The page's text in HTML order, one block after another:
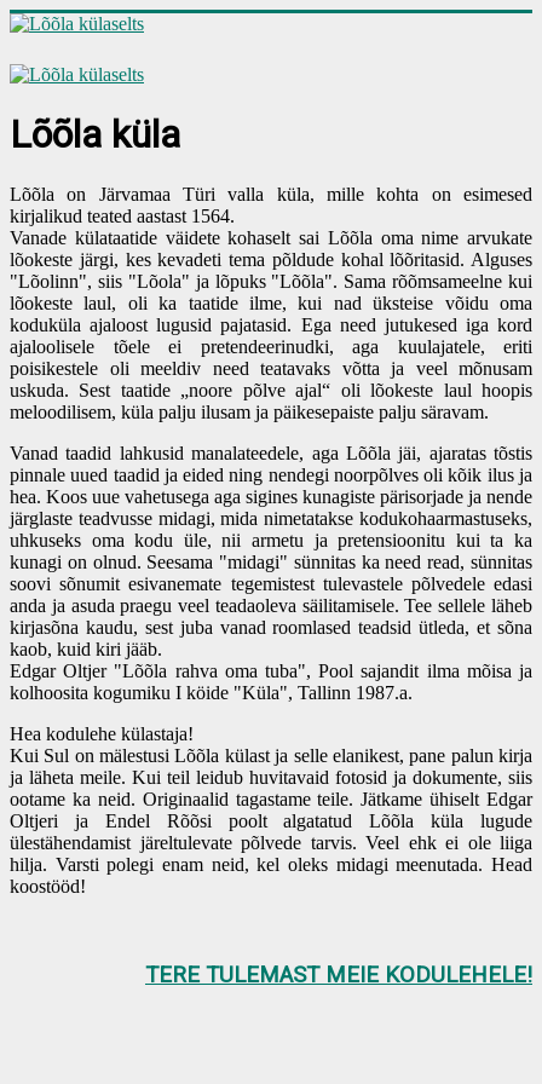
Lõõla küla
Lõõla on Järvamaa Türi valla küla, mille kohta on esimesed
kirjalikud teated aastast 1564.
Vanade külataatide väidete kohaselt sai Lõõla oma nime arvukate
lõokeste järgi, kes kevadeti tema põldude kohal lõõritasid. Alguses
"Lõolinn", siis "Lõola" ja lõpuks "Lõõla". Sama rõõmsameelne kui
lõokeste laul, oli ka taatide ilme, kui nad üksteise võidu oma
koduküla ajaloost lugusid pajatasid. Ega need jutukesed iga kord
ajaloolisele tõele ei pretendeerinudki, aga kuulajatele, eriti
poisikestele oli meeldiv need teatavaks võtta ja veel mõnusam
uskuda. Sest taatide „noore põlve ajal“ oli lõokeste laul hoopis
meloodilisem, küla palju ilusam ja päikesepaiste palju säravam.
Vanad taadid lahkusid manalateedele, aga Lõõla jäi, ajaratas tõstis
pinnale uued taadid ja eided ning nendegi noorpõlves oli kõik ilus ja
hea. Koos uue vahetusega aga sigines kunagiste pärisorjade ja nende
järglaste teadvusse midagi, mida nimetatakse kodukohaarmastuseks,
uhkuseks oma kodu üle, nii armetu ja pretensioonitu kui ta ka
kunagi on olnud. Seesama "midagi" sünnitas ka need read, sünnitas
soovi sõnumit esivanemate tegemistest tulevastele põlvedele edasi
anda ja asuda praegu veel teadaoleva säilitamisele. Tee sellele läheb
kirjasõna kaudu, sest juba vanad roomlased teadsid ütleda, et sõna
kaob, kuid kiri jääb.
Edgar Oltjer "Lõõla rahva oma tuba", Pool sajandit ilma mõisa ja
kolhoosita kogumiku I köide "Küla", Tallinn 1987.a.
Hea kodulehe külastaja!
Kui Sul on mälestusi Lõõla külast ja selle elanikest, pane palun kirja
ja läheta meile. Kui teil leidub huvitavaid fotosid ja dokumente, siis
ootame ka neid. Originaalid tagastame teile. Jätkame ühiselt Edgar
Oltjeri ja Endel Rõõsi poolt algatatud Lõõla küla lugude
ülestähendamist järeltulevate põlvede tarvis. Veel ehk ei ole liiga
hilja. Varsti polegi enam neid, kel oleks midagi meenutada. Head
koostööd!
TERE TULEMAST MEIE KODULEHELE!